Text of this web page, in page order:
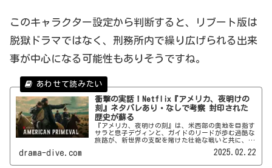
このキャラクター設定から判断すると、リブート版は
脱獄ドラマではなく、刑務所内で繰り広げられる出来
事が中心になる可能性もありそうですね。
衝撃の実話！Netflix『アメリカ、夜明けの
刻』ネタバレあり・なしで考察 封印された
歴史が蘇る
『アメリカ、夜明けの刻』は、米西部の奥地を目指す
サラと息子デヴィンと、ガイドのリードが歩む過酷な
旅路が、新世界の支配を賭けた壮絶な戦いと共に、激
しいバイオレンスをもって描かれる西部劇シリーズ。
このドラマで起こるのか、ネタバレあり・なしで考察
drama-dive.com 2025.02.22